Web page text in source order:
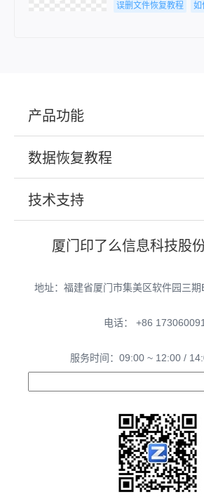
误删文件恢复教程 如
产品功能
数据恢复教程
技术支持
厦门印了么信息科技股
地址：福建省厦门市集美区软件园三
电话： +86
服务时间：09:00 ~ 12:00 /